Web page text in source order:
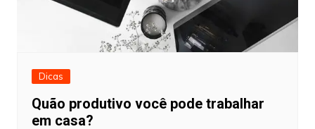
Dicas
Quão produtivo você pode trabalhar
em casa?